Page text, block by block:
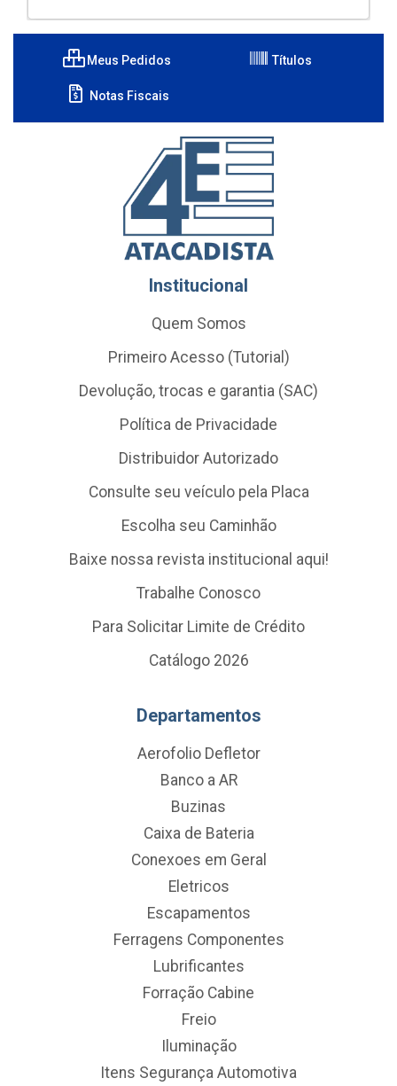
Meus Pedidos Títulos
Notas Fiscais
Institucional
Quem Somos
Primeiro Acesso (Tutorial)
Devolução, trocas e garantia (SAC)
Política de Privacidade
Distribuidor Autorizado
Consulte seu veículo pela Placa
Escolha seu Caminhão
Baixe nossa revista institucional aqui!
Trabalhe Conosco
Para Solicitar Limite de Crédito
Catálogo 2026
Departamentos
Aerofolio Defletor
Banco a AR
Buzinas
Caixa de Bateria
Conexoes em Geral
Eletricos
Escapamentos
Ferragens Componentes
Lubrificantes
Forração Cabine
Freio
Iluminação
Itens Segurança Automotiva